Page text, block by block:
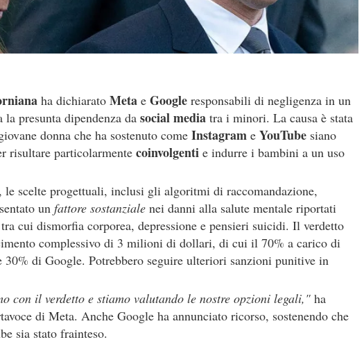
ha dichiarato Meta e Google responsabili di negligenza in un
la presunta dipendenza da social media tra i minori. La causa è stata
donna che ha sostenuto come Instagram e YouTube siano
risultare particolarmente coinvolgenti e indurre i bambini a un uso
le scelte progettuali, inclusi gli algoritmi di raccomandazione,
un fattore sostanziale nei danni alla salute mentale riportati
cui dismorfia corporea, depressione e pensieri suicidi. Il verdetto
complessivo di 3 milioni di dollari, di cui il 70% a carico di
30% di Google. Potrebbero seguire ulteriori sanzioni punitive in
con il verdetto e stiamo valutando le nostre opzioni legali," ha
di Meta. Anche Google ha annunciato ricorso, sostenendo che
sia stato frainteso.